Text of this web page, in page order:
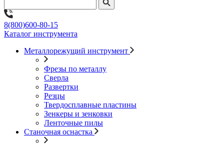
8(800)600-80-15
Каталог инструмента
Металлорежущий инструмент
Фрезы по металлу
Сверла
Развертки
Резцы
Твердосплавные пластины
Зенкеры и зенковки
Ленточные пилы
Станочная оснастка